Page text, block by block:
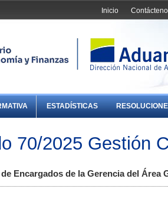
Inicio
ESTADÍSTICAS
70/2025 Gestión
Encargados de la Gerencia del Área